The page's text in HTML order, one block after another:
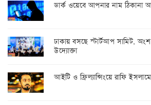
ডার্ক ওয়েবে আপনার নাম ঠিকানা
ঢাকায় বসছে স্টার্টআপ সামিট,
উদ্যোক্তা
আইটি ও ফ্রিল্যান্সিংয়ে রাফি